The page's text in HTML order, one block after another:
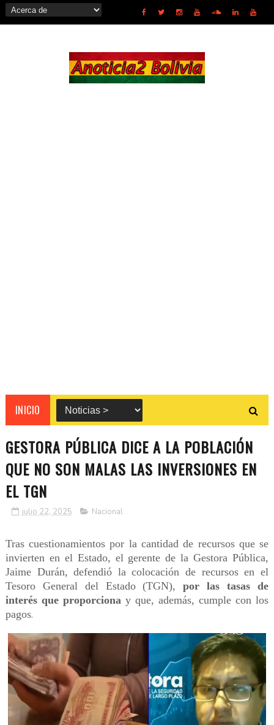
INICIO
GESTORA PÚBLICA DICE A LA POBLACIÓN
QUE NO SON MALAS LAS INVERSIONES EN
EL TGN
julio 22, 2025 Nacional
Tras cuestionamientos por la cantidad de recursos que se
invierten en el Estado, el gerente de la Gestora Pública,
Jaime Durán, defendió la colocación de recursos en el
Tesoro General del Estado (TGN),por las tasas de
interés que proporcionay que, además, cumple con los
pagos.